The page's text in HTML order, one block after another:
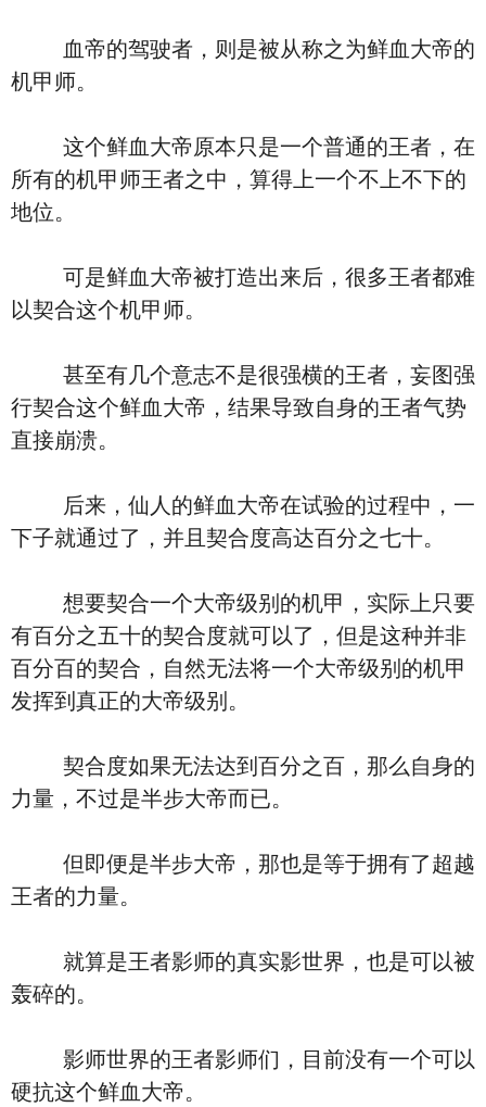
血帝的驾驶者，则是被从称之为鲜血大帝的
机甲师。
这个鲜血大帝原本只是一个普通的王者，在
所有的机甲师王者之中，算得上一个不上不下的
地位。
可是鲜血大帝被打造出来后，很多王者都难
以契合这个机甲师。
甚至有几个意志不是很强横的王者，妄图强
行契合这个鲜血大帝，结果导致自身的王者气势
直接崩溃。
后来，仙人的鲜血大帝在试验的过程中，一
下子就通过了，并且契合度高达百分之七十。
想要契合一个大帝级别的机甲，实际上只要
有百分之五十的契合度就可以了，但是这种并非
百分百的契合，自然无法将一个大帝级别的机甲
发挥到真正的大帝级别。
契合度如果无法达到百分之百，那么自身的
力量，不过是半步大帝而已。
但即便是半步大帝，那也是等于拥有了超越
王者的力量。
就算是王者影师的真实影世界，也是可以被
轰碎的。
影师世界的王者影师们，目前没有一个可以
硬抗这个鲜血大帝。